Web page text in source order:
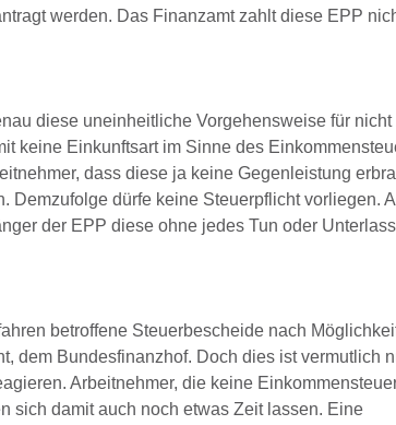
werden. Das Finanzamt zahlt diese EPP
diese uneinheitliche Vorgehensweise für nicht
keine Einkunftsart im Sinne des
dass diese ja keine Gegenleistung
Demzufolge dürfe keine Steuerpflicht vorliegen.
der EPP diese ohne jedes Tun oder
betroffene Steuerbescheide nach
dem Bundesfinanzhof. Doch dies ist vermutlich
Arbeitnehmer, die keine
sich damit auch noch etwas Zeit lassen. Eine